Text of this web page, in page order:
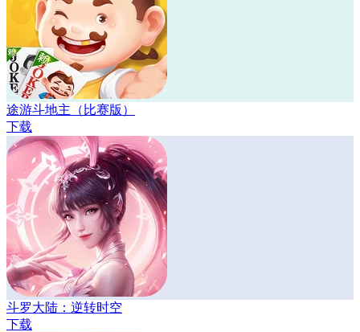
途游斗地主（比赛版）
下载
斗罗大陆：逆转时空
下载